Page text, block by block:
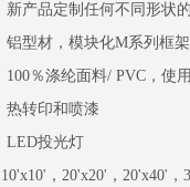
新产品定制任何不同形状
铝型材，模块化M系列框架
100％涤纶面料/ PVC，使
热转印和喷漆
LED投光灯
10'x10'，20'x20'，20'x40'，